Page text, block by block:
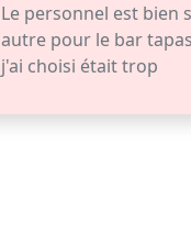
Le personnel est bien
autre pour le bar
j'ai choisi était trop